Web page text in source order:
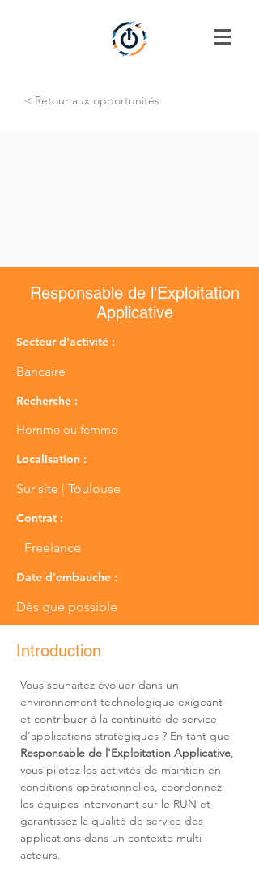
< Retour aux opportunités
Responsable de l'Exploitation
Applicative
Secteur d'activité :
Bancaire
Recherche :
Homme ou femme
Localisation :
Sur site | Toulouse
Contrat :
Freelance
Date d'embauche :
Dès que possible
Introduction
Vous souhaitez évoluer dans un
environnement technologique exigeant
et contribuer à la continuité de service
d’applications stratégiques ? En tant que
Responsable de l'Exploitation Applicative,
vous pilotez les activités de maintien en
conditions opérationnelles, coordonnez
les équipes intervenant sur le RUN et
garantissez la qualité de service des
applications dans un contexte multi-
acteurs.